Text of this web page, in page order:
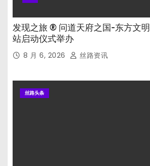
发现之旅 ® 问道天府之国-东方文
站启动仪式举办
8 月 6, 2026 丝路资讯
丝路头条